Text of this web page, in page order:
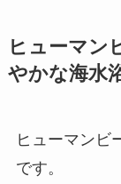
ヒューマン
やかな海水
ヒューマンビ
です。